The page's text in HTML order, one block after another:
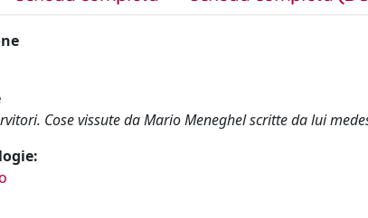
Cose vissute da Mario Meneghel scritte da lui